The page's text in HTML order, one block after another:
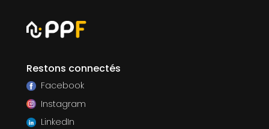
Restons connectés
Facebook
Instagram
LinkedIn